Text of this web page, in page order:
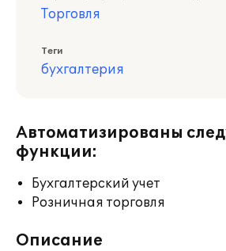
Торговля
Теги
бухгалтерия
Автоматизированы
функции:
Бухгалтерский учет
Розничная торговля
Описание